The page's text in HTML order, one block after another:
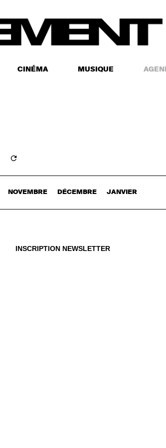
CINÉMA MUSIQUE
NOVEMBRE DÉCEMBRE JANVIER
INSCRIPTION NEWSLETTER